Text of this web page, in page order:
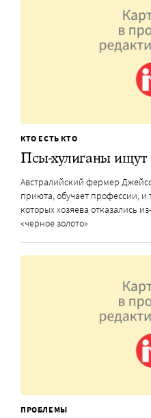
КТО ЕСТЬ КТО
Псы-хулиганы
Австралийский фермер
приюта, обучает профессии, и
которых хозяева отказались
«черное золото»
ПРОБЛЕМЫ